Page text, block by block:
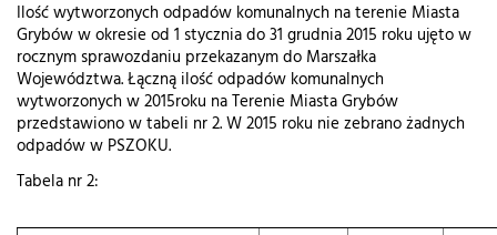
Ilość wytworzonych odpadów komunalnych na terenie Miasta
Grybów w okresie od 1 stycznia do 31 grudnia 2015 roku ujęto w
rocznym sprawozdaniu przekazanym do Marszałka
Województwa. Łączną ilość odpadów komunalnych
wytworzonych w 2015roku na Terenie Miasta Grybów
przedstawiono w tabeli nr 2. W 2015 roku nie zebrano żadnych
odpadów w PSZOKU.
Tabela nr 2: